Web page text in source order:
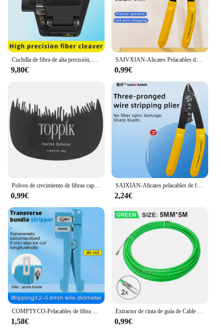
9,80€
SAIVXIAN-Alicates Pelacables de fibra óptica de tres puertos, CFS-3, pelacables para herramientas FTTH
0,99€
0,99€
SAIXIAN-Alicates pelacables de fibra óptica de tres puertos, pelacables para herramientas FTTH, pelacables de tijera, cuchillo de corte
2,24€
1,58€ 0,99€